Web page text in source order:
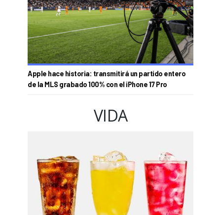
Apple hace historia: transmitirá un partido entero
de la MLS grabado 100% con el iPhone 17 Pro
VIDA